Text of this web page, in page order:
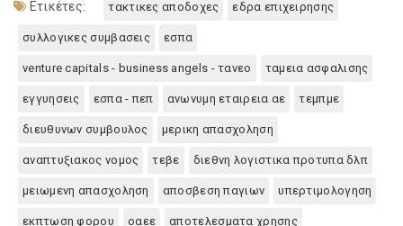
Ετικέτες: τακτικες αποδοχες εδρα επιχειρησης
συλλογικες συμβασεις εσπα
venture capitals - business angels - τανεο ταμεια ασφαλισης
εγγυησεις εσπα - πεπ ανωνυμη εταιρεια αε τεμπμε
διευθυνων συμβουλος μερικη απασχοληση
αναπτυξιακος νομος τεβε διεθνη λογιστικα προτυπα δλπ
μειωμενη απασχοληση αποσβεση παγιων υπερτιμολογηση
εκπτωση φορου οαεε αποτελεσματα χρησης